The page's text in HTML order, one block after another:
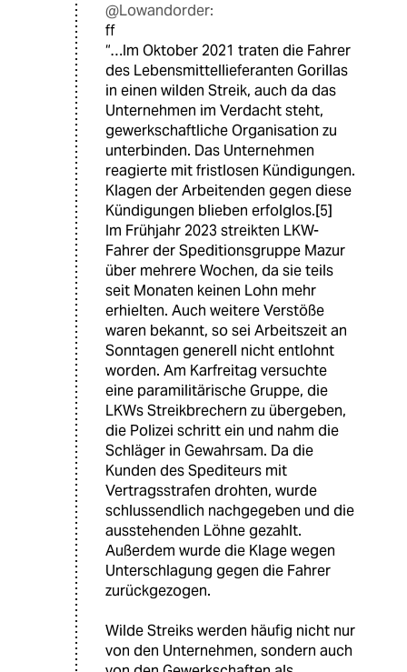
@Lowandorder:
ff
“…Im Oktober 2021 traten die Fahrer
des Lebensmittellieferanten Gorillas
in einen wilden Streik, auch da das
Unternehmen im Verdacht steht,
gewerkschaftliche Organisation zu
unterbinden. Das Unternehmen
reagierte mit fristlosen Kündigungen.
Klagen der Arbeitenden gegen diese
Kündigungen blieben erfolglos.[5]
Im Frühjahr 2023 streikten LKW-
Fahrer der Speditionsgruppe Mazur
über mehrere Wochen, da sie teils
seit Monaten keinen Lohn mehr
erhielten. Auch weitere Verstöße
waren bekannt, so sei Arbeitszeit an
Sonntagen generell nicht entlohnt
worden. Am Karfreitag versuchte
eine paramilitärische Gruppe, die
LKWs Streikbrechern zu übergeben,
die Polizei schritt ein und nahm die
Schläger in Gewahrsam. Da die
Kunden des Spediteurs mit
Vertragsstrafen drohten, wurde
schlussendlich nachgegeben und die
ausstehenden Löhne gezahlt.
Außerdem wurde die Klage wegen
Unterschlagung gegen die Fahrer
zurückgezogen.
Wilde Streiks werden häufig nicht nur
von den Unternehmen, sondern auch